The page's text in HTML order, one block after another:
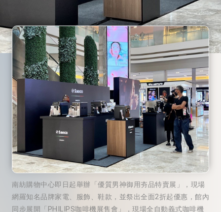
南紡購物中心即日起舉辦「優質男神御用夯品特賣展」，現場
網羅知名品牌家電、服飾、鞋款，並祭出全面2折起優惠，館內
同步展開「PHILIPS咖啡機展售會」，現場全自動義式咖啡機